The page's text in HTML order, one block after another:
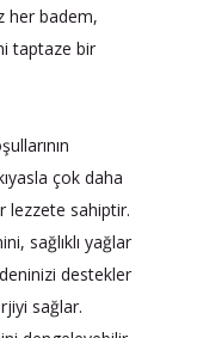
her badem,
taptaze bir
çok daha
lezzete sahiptir.
sağlıklı yağlar
destekler
sağlar.